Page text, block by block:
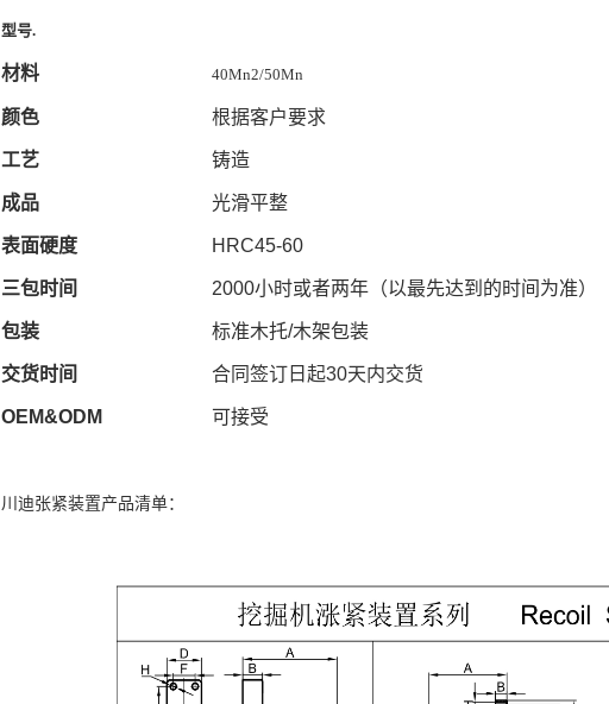
型号.
材料 40Mn2/50Mn
颜色 根据客户要求
工艺 铸造
成品 光滑平整
表面硬度 HRC45-60
三包时间 2000小时或者两年（以最先达到的时间为准）
包装 标准木托/木架包装
交货时间 合同签订日起30天内交货
OEM&ODM 可接受
川迪张紧装置产品清单：